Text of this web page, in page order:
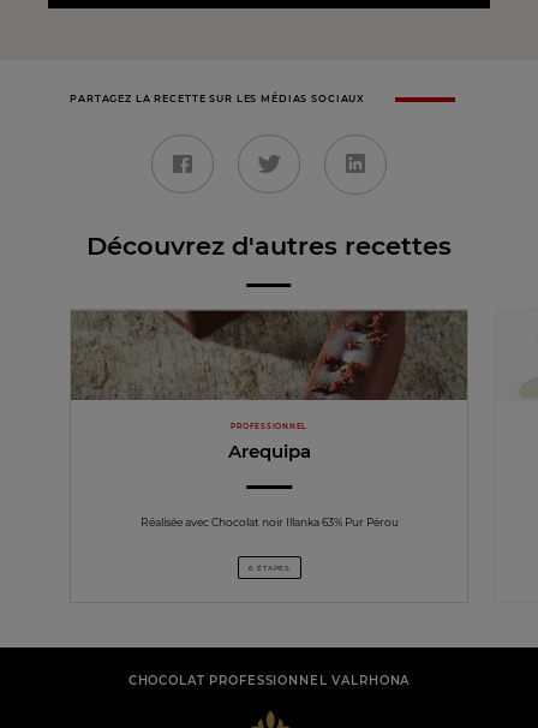
PARTAGEZ LA RECETTE SUR LES MÉDIAS SOCIAUX
Découvrez d'autres recettes
PROFESSIONNEL
Arequipa
Réalisée avec Chocolat noir Illanka 63% Pur Pérou
6 ÉTAPES
CHOCOLAT PROFESSIONNEL VALRHONA